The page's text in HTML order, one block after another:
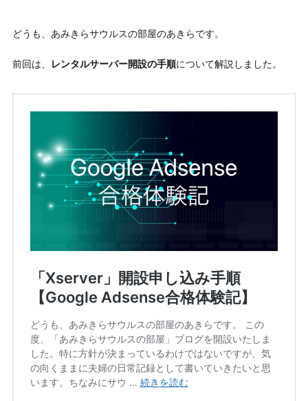
どうも、あみきらサウルスの部屋のあきらです。
前回は、 レンタルサーバー開設の手順について解説しました。